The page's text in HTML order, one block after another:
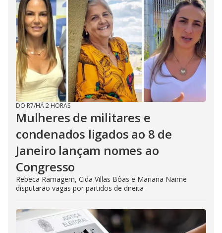
DO R7/HÁ 2 HORAS
Mulheres de militares e
condenados ligados ao 8 de
Janeiro lançam nomes ao
Congresso
Rebeca Ramagem, Cida Villas Bôas e Mariana Naime
disputarão vagas por partidos de direita